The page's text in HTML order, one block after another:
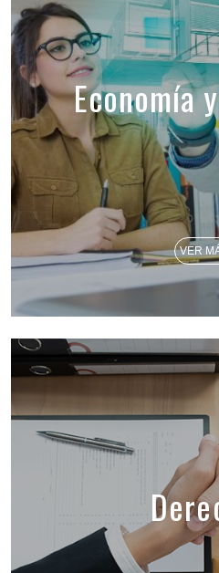
Economía
VER